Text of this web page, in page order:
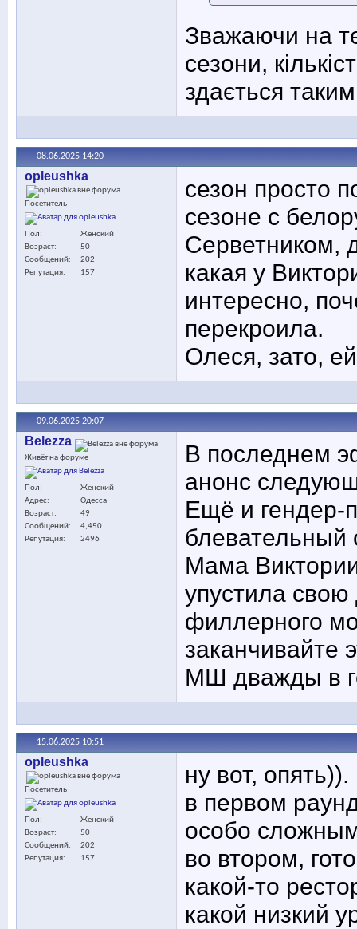
Зважаючи на
сезони,
здається
08.06.2025 14:20
opleushka
Посетитель
Пол
Женский
Возраст
50
Сообщений
202
Репутация
157
сезон просто
сезоне с
Серветником,
какая у
интересно,
перекроила.
Олеся, зато,
09.06.2025 20:07
Belezza
Живёт на форуме
Пол
Женский
Адрес
Одесса
Возраст
49
Сообщений
4,450
Репутация
2496
В последнем
анонс
Ещё и гендер-
блевательный
Мама
упустила свою
филлерного
заканчивайте
МШ дважды в
15.06.2025 10:51
opleushka
Посетитель
Пол
Женский
Возраст
50
Сообщений
202
Репутация
157
ну вот, опять)).
в первом
особо
во втором,
какой-то
какой низкий